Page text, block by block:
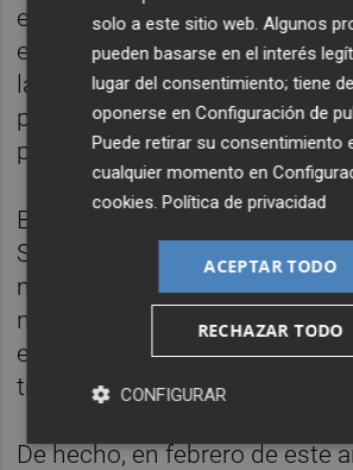
escrutar la totalidad del
este ente respondió instando
la totalidad de las
parte del mismo para trasladar
posibles nuevas
En esa línea, los nuevos
Servef aseguran haber
mecanismos de control en
no se estaban llevando a
existen más expedientes que
trasladados a la Fiscalía y la
De hecho, en febrero de este
solo a este sitio web. Algunos
pueden basarse en el interés
lugar del consentimiento; tiene
oponerse enConfiguración de
Puede retirar su consentimiento
cualquier momento en
cookies .Política de privacidad
ACEPTAR TODO
RECHAZAR TODO
CONFIGURAR